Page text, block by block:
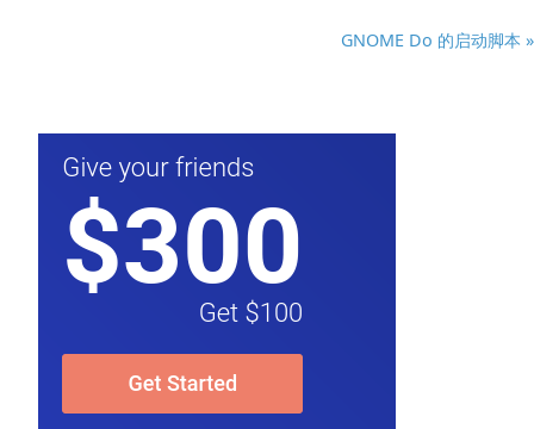
GNOME Do 的启动脚本 »